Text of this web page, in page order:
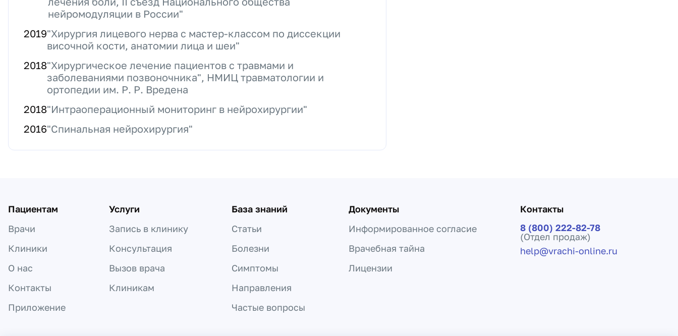
нейромодуляции в России"
2019"Хирургия лицевого нерва с мастер-классом по диссекции
височной кости, анатомии лица и шеи"
2018"Хирургическое лечение пациентов с травмами и
заболеваниями позвоночника", НМИЦ травматологии и
ортопедии им. Р. Р. Вредена
2018"Интраоперационный мониторинг в нейрохирургии"
2016"Спинальная нейрохирургия"
Пациентам
Врачи
Клиники
О нас
Контакты
Приложение
Услуги
Запись в клинику
Консультация
Вызов врача
Клиникам
База знаний
Статьи
Болезни
Симптомы
Направления
Частые вопросы
Документы
Информированное согласие
Врачебная тайна
Лицензии
Контакты
8 (800) 222-82-78
(Отдел продаж)
help@vrachi-online.ru